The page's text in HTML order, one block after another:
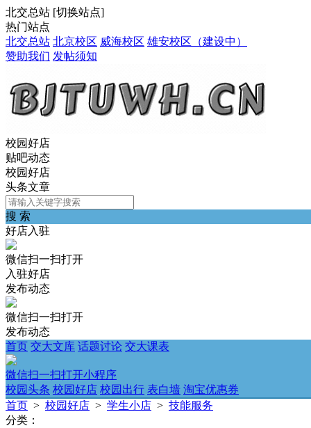
北交总站 [切换站点]
热门站点
北交总站 北京校区 威海校区 雄安校区（建设中）
赞助我们 发帖须知
校园好店
贴吧动态
校园好店
头条文章
搜 索
好店入驻
微信扫一扫打开
入驻好店
发布动态
微信扫一扫打开
发布动态
首页 交大文库 话题讨论 交大课表
微信扫一扫打开小程序
校园头条 校园好店 校园出行 表白墙 淘宝优惠券
首页 > 校园好店 > 学生小店 > 技能服务
分类：